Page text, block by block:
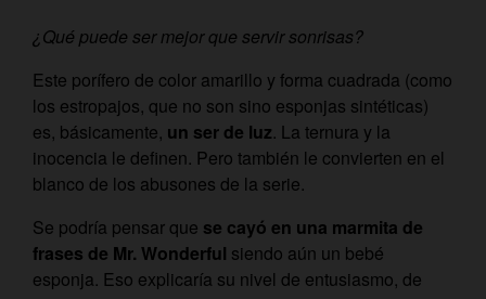
¿Qué puede ser mejor que servir sonrisas?
Este porífero de color amarillo y forma cuadrada (como
los estropajos, que no son sino esponjas sintéticas)
es, básicamente, un ser de luz. La ternura y la
inocencia le definen. Pero también le convierten en el
blanco de los abusones de la serie.
Se podría pensar que se cayó en una marmita de
frases de Mr. Wonderful siendo aún un bebé
esponja. Eso explicaría su nivel de entusiasmo, de